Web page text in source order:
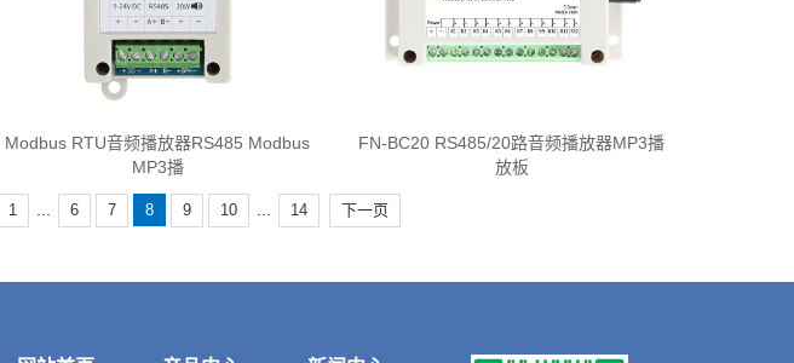
Modbus RTU音频播放器RS485 Modbus
MP3播
FN-BC20 RS485/20路音频播放器MP3播
放板
1 ... 6 7 8 9 10 ... 14 下一页